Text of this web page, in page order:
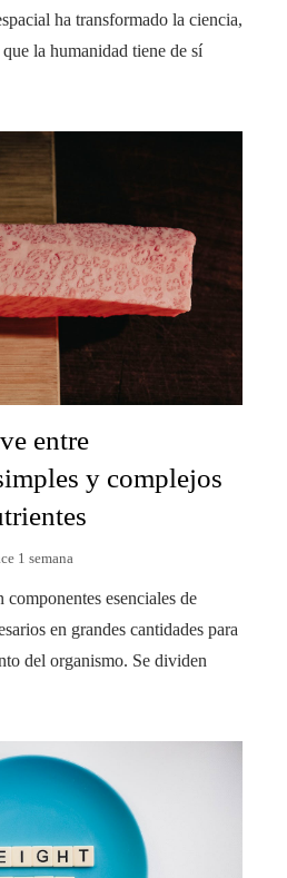
ha transformado la ciencia,
la humanidad tiene de sí
entre
y complejos
1 semana
esenciales de
en grandes cantidades para
del organismo. Se dividen